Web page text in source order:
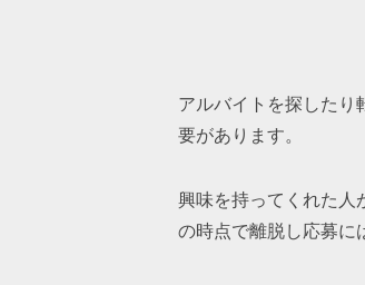
アルバイトを探したり
要があります。
興味を持ってくれた人
の時点で離脱し応募に